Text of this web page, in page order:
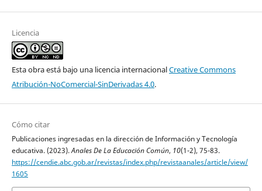
Licencia
Esta obra está bajo una licencia internacionalCreative Commons
Atribución-NoComercial-SinDerivadas 4.0.
Cómo citar
Publicaciones ingresadas en la dirección de Información y Tecnología
educativa. (2023).Anales De La Educación Común, 10(1-2), 75-83.
https://cendie.abc.gob.ar/revistas/index.php/revistaanales/article/view/
1605